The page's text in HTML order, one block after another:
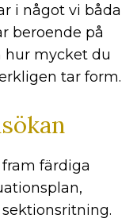
i något vi båda
beroende på
hur mycket du
tar form.
färdiga